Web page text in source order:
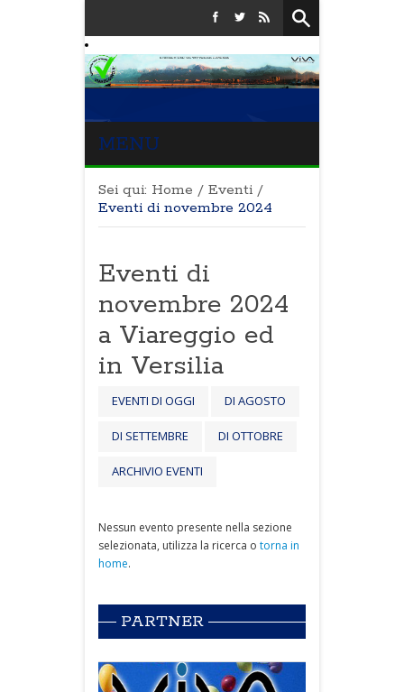
MENU
Sei qui: Home / Eventi /
Eventi di novembre 2024
Eventi di
novembre 2024
a Viareggio ed
in Versilia
EVENTI DI OGGI DI AGOSTO
DI SETTEMBRE DI OTTOBRE
ARCHIVIO EVENTI
Nessun evento presente nella sezione
selezionata, utilizza la ricerca o torna in
home.
PARTNER